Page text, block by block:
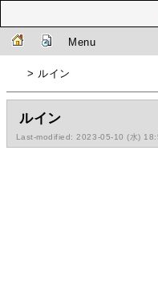
Menu
> ルイン
ルイン
Last-modified: 2023-05-10 (水)